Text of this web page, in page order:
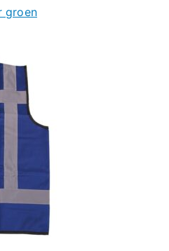
groen